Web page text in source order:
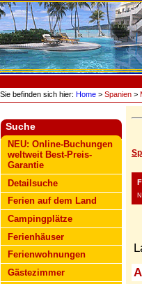
Sie befinden sich hier: Home > Spanien >
Suche
NEU: Online-Buchungen
weltweit Best-Preis-
Garantie
Detailsuche
Ferien auf dem Land
Campingplätze
Ferienhäuser
Ferienwohnungen
Gästezimmer